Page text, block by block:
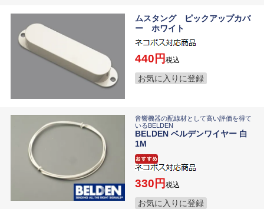
ムスタング ピックアップカバ
ー ホワイト
440 税込
お気に入りに登録
音響機器の配線材として高い評価を得て
いるBELDEN
BELDEN ベルデンワイヤー 白
1M
330 税込
お気に入りに登録